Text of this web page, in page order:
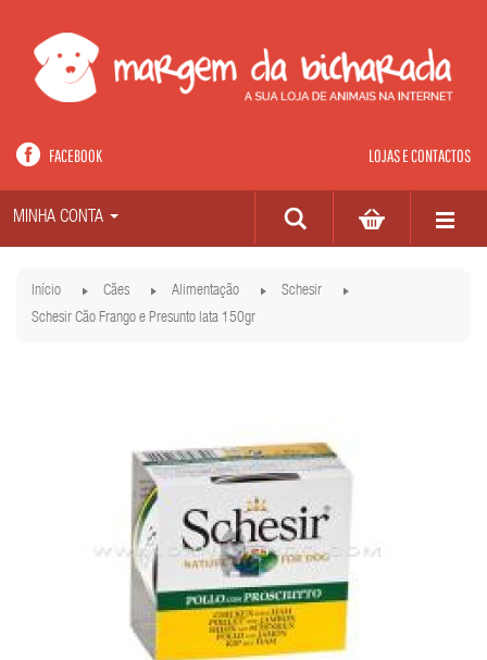
LOJAS E CONTACTOS
FACEBOOK
MINHA CONTA
Início Cães Alimentação
Schesir
Schesir Cão Frango e Presunto lata 150gr